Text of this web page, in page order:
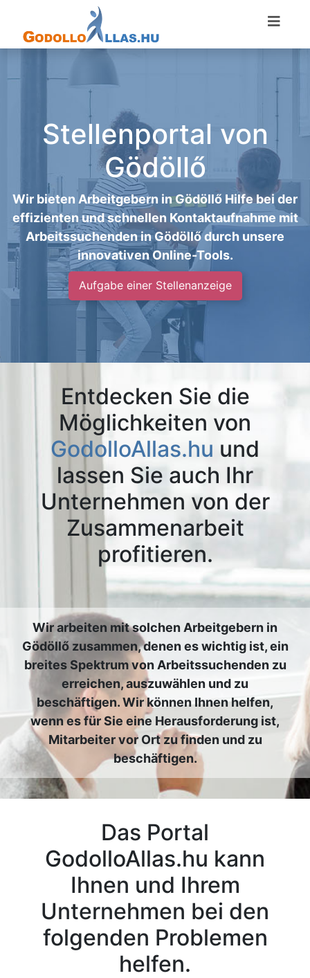
Stellenportal von
Gödöllő
Wir bieten Arbeitgebern in Gödöllő Hilfe bei der
effizienten und schnellen Kontaktaufnahme mit
Arbeitssuchenden in Gödöllő durch unsere
innovativen Online-Tools.
Aufgabe einer Stellenanzeige
Entdecken Sie die
Möglichkeiten von
GodolloAllas.hu und
lassen Sie auch Ihr
Unternehmen von der
Zusammenarbeit
profitieren.
Wir arbeiten mit solchen Arbeitgebern in
Gödöllő zusammen, denen es wichtig ist, ein
breites Spektrum von Arbeitssuchenden zu
erreichen, auszuwählen und zu
beschäftigen. Wir können Ihnen helfen,
wenn es für Sie eine Herausforderung ist,
Mitarbeiter vor Ort zu finden und zu
beschäftigen.
Das Portal
GodolloAllas.hu kann
Ihnen und Ihrem
Unternehmen bei den
folgenden Problemen
helfen.